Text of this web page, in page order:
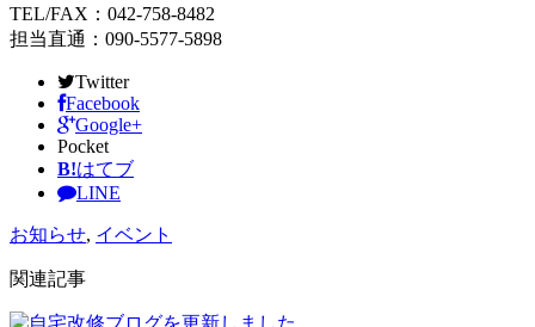
TEL/FAX：042-758-8482
担当直通：090-5577-5898
Twitter
Facebook
Google+
Pocket
B!はてブ
LINE
お知らせ, イベント
関連記事